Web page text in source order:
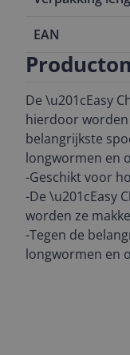
EAN
De \u201cEasy
hierdoor worden
belangrijkste
longwormen en
-Geschikt voor
-De \u201cEasy
worden ze
-Tegen de
longwormen en